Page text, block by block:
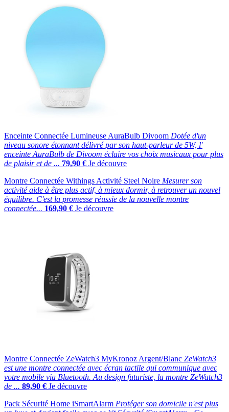
Enceinte Connectée Lumineuse AuraBulb Divoom Dotée d'un
niveau sonore étonnant délivré par son haut-parleur de 5W, l'
enceinte AuraBulb de Divoom éclaire vos choix musicaux pour plus
de plaisir et de ... 79,90 € Je découvre
Montre Connectée Withings Activité Steel Noire Mesurer son
activité aide à être plus actif, à mieux dormir, à retrouver un nouvel
équilibre. C'est la promesse réussie de la nouvelle montre
connectée... 169,90 € Je découvre
Montre Connectée ZeWatch3 MyKronoz Argent/Blanc ZeWatch3
est une montre connectée avec écran tactile qui communique avec
votre mobile via Bluetooth. Au design futuriste, la montre ZeWatch3
de ... 89,90 € Je découvre
Pack Sécurité Home iSmartAlarm Protéger son domicile n'est plus